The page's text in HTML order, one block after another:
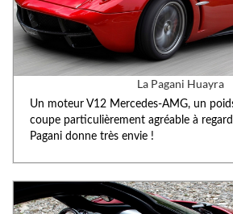
La Pagani Huayra
Un moteur V12 Mercedes-AMG, un
coupe particulièrement agréable à
Pagani donne très envie !